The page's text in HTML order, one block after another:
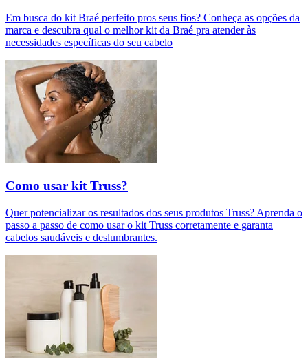
Em busca do kit Braé perfeito pros seus fios? Conheça as opções da
marca e descubra qual o melhor kit da Braé pra atender às
necessidades específicas do seu cabelo
Como usar kit Truss?
Quer potencializar os resultados dos seus produtos Truss? Aprenda o
passo a passo de como usar o kit Truss corretamente e garanta
cabelos saudáveis e deslumbrantes.